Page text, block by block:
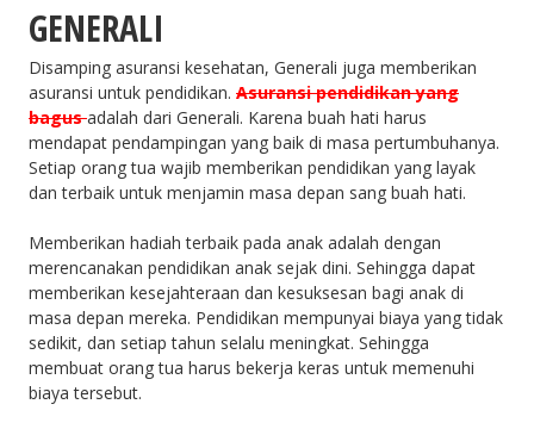
GENERALI
Disamping asuransi kesehatan, Generali juga memberikan
asuransi untuk pendidikan. Asuransi pendidikan yang
bagusadalah dari Generali. Karena buah hati harus
mendapat pendampingan yang baik di masa pertumbuhanya.
Setiap orang tua wajib memberikan pendidikan yang layak
dan terbaik untuk menjamin masa depan sang buah hati.
Memberikan hadiah terbaik pada anak adalah dengan
merencanakan pendidikan anak sejak dini. Sehingga dapat
memberikan kesejahteraan dan kesuksesan bagi anak di
masa depan mereka. Pendidikan mempunyai biaya yang tidak
sedikit, dan setiap tahun selalu meningkat. Sehingga
membuat orang tua harus bekerja keras untuk memenuhi
biaya tersebut.